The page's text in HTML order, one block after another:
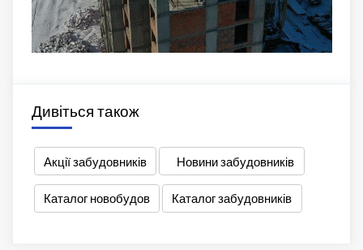
Дивіться також
Акції забудовників Новини забудовників
Каталог новобудов Каталог забудовників